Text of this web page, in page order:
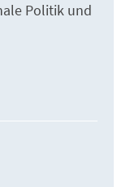
Politik und